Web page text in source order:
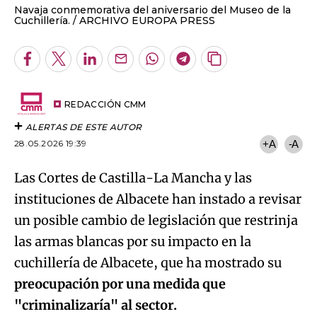
Navaja conmemorativa del aniversario del Museo de la
Cuchillería.
ARCHIVO EUROPA PRESS
Facebook
TwitterLinkedInEnviarWhatsapp
Telegram
Copiar
REDACCIÓN CMM
ALERTAS DE ESTE AUTOR
28.05.2026 19:39
+A -A
Las Cortes de Castilla-La Mancha y las
instituciones de Albacete han instado a revisar
un posible cambio de legislación que restrinja
las armas blancas por su impacto en la
cuchillería de Albacete, que ha mostrado su
preocupación por una medida que
"criminalizaría" al sector.
Algo salió mal.